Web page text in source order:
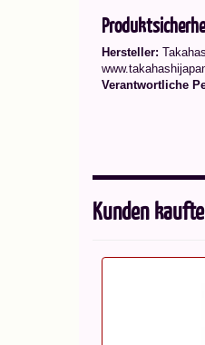
Hersteller:
Verantwortliche
Kunden